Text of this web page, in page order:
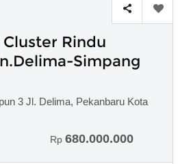
Rindu
Simpang
3 Jl. Delima, Pekanbaru Kota
Rp 680.000.000